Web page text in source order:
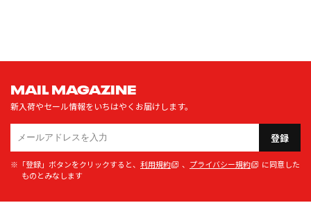
MAIL MAGAZINE
新入荷やセール情報をいちはやくお届けします。
登録
※「登録」ボタンをクリックすると、 利用規約 、 プライバシー規約
に同意した
ものとみなします